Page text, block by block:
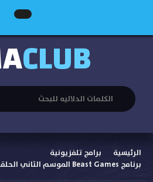
CLUB
الرئيسية
برامج تلفزيونية
برنامج Beast Games الموسم الثاني الحلقة 10 مترجمة